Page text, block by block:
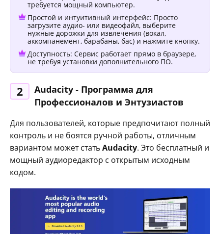
требуется мощный компьютер.
Простой и интуитивный интерфейс: Просто
загрузите аудио- или видеофайл, выберите
нужные дорожки для извлечения (вокал,
аккомпанемент, барабаны, бас) и нажмите кнопку.
Доступность: Сервис работает прямо в браузере,
не требуя установки дополнительного ПО.
2
Audacity - Программа для
Профессионалов и Энтузиастов
Для пользователей, которые предпочитают полный
контроль и не боятся ручной работы, отличным
вариантом может статьAudacity. Это бесплатный и
мощный аудиоредактор с открытым исходным
кодом.